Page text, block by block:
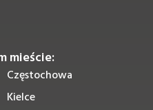
mieście:
Częstochowa
Kielce